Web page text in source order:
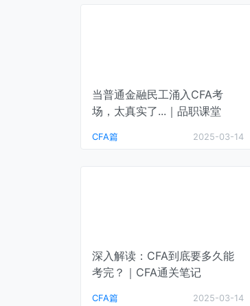
当普通金融民工涌入CFA考
场，太真实了...｜品职课堂
CFA篇 2025-03-14
深入解读：CFA到底要多久能
考完？｜CFA通关笔记
CFA篇 2025-03-14